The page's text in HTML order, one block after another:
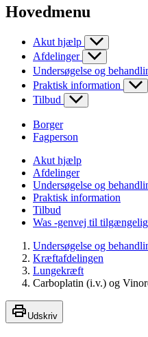
Hovedmenu
Akut hjælp
Afdelinger
Undersøgelse og
Praktisk information
Tilbud
Borger
Fagperson
Akut hjælp
Afdelinger
Undersøgelse og
Praktisk information
Tilbud
Was -genvej til
Undersøgelse og
Kræftafdelingen
Lungekræft
Carboplatin (i.v.) og
Udskriv